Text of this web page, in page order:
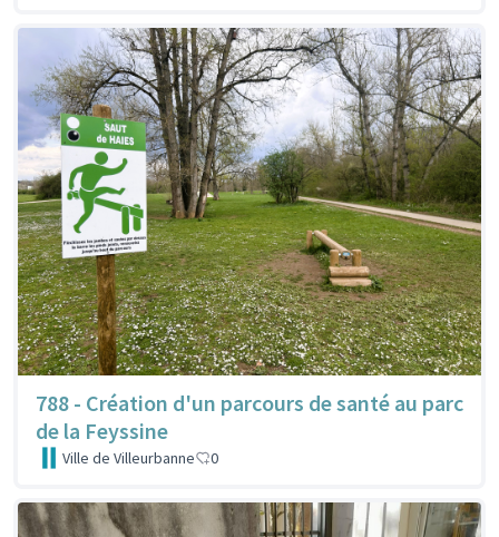
788 - Création d'un parcours de santé au parc
de la Feyssine
Ville de Villeurbanne 0